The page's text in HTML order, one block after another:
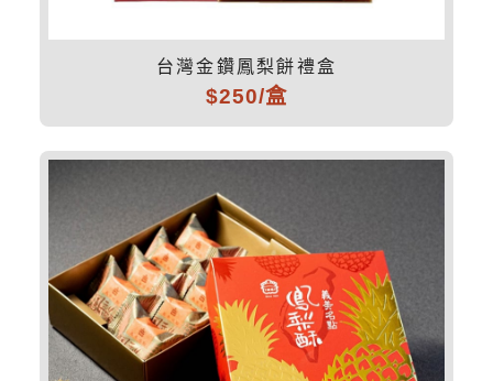
台灣金鑽鳳梨餅禮盒
$250/盒